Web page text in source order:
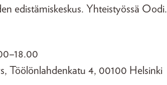
edistämiskeskus. Yhteistyössä Oodi.
Töölönlahdenkatu 4, 00100 Helsinki